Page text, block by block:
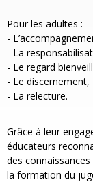
Pour les adultes :
-
- La
- Le regard
- Le discernement,
- La relecture.
Grâce à leur
éducateurs
des
la formation du